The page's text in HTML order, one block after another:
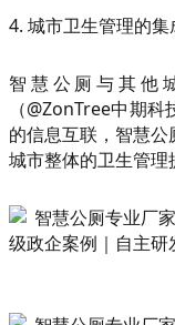
4. 城市卫生管理的集
智慧公厕与其他
（@ZonTree中期
的信息互联，智慧
城市整体的卫生管理